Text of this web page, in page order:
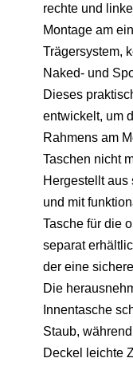
rechte und
Montage am
Trägersystem,
Naked- und
Dieses
entwickelt, um
Rahmens am
Taschen nicht
Hergestellt aus
und mit
Tasche für die
separat
der eine
Die
Innentasche
Staub,
Deckel leichte